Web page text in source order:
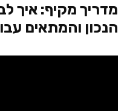
מדריך מקיף: איך
הנכון והמתאים